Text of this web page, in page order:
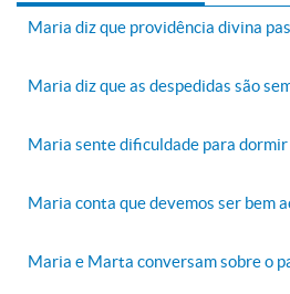
Maria diz que providência divina
Maria diz que as despedidas são
Maria sente dificuldade para
Maria conta que devemos ser bem
Maria e Marta conversam sobre o